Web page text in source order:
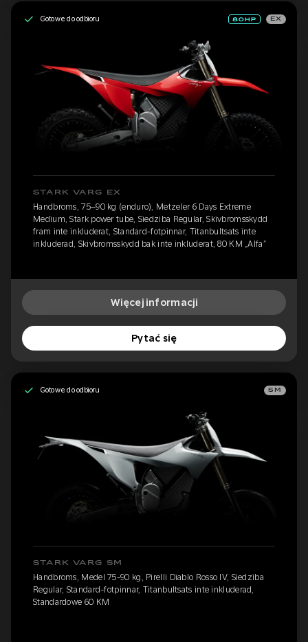
Gotowe do odbioru EX
STARK VARG EX
Handbroms, 75–90 kg (enduro), Metzeler 6 Days Extreme
Medium, Stark power tube, Siedziba Regular, Skivbromsskydd
fram inte inkluderat, Standard-fotpinnar, Titanbultsats inte
inkluderad, Skivbromsskydd bak inte inkluderat, 80 KM „Alfa”
Więcej informacji
Pytać się
Gotowe do odbioru SM
STARK VARG SM
Handbroms, Medel 75-90 kg, Pirelli Diablo Rosso IV, Siedziba
Regular, Standard-fotpinnar, Titanbultsats inte inkluderad,
Standardowe 60 KM